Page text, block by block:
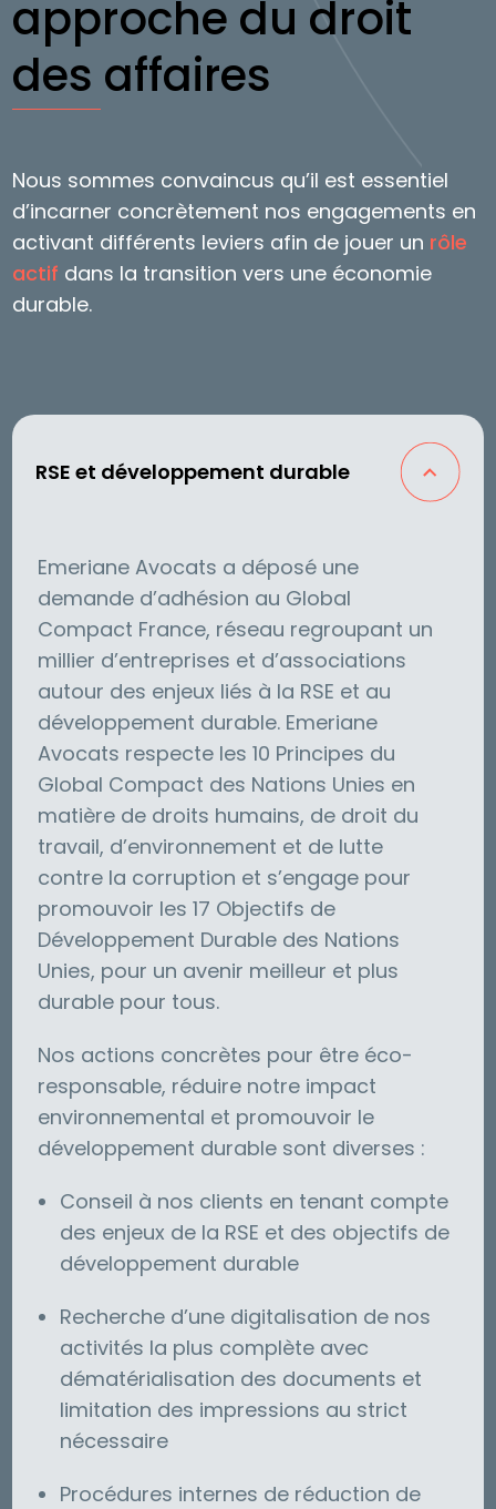
approche du droit
des affaires
Nous sommes convaincus qu’il est essentiel
d’incarner concrètement nos engagements en
activant différents leviers afin de jouer un rôle
actif dans la transition vers une économie
durable.
RSE et développement durable
Emeriane Avocats a déposé une
demande d’adhésion au Global
Compact France, réseau regroupant un
millier d’entreprises et d’associations
autour des enjeux liés à la RSE et au
développement durable. Emeriane
Avocats respecte les 10 Principes du
Global Compact des Nations Unies en
matière de droits humains, de droit du
travail, d’environnement et de lutte
contre la corruption et s’engage pour
promouvoir les 17 Objectifs de
Développement Durable des Nations
Unies, pour un avenir meilleur et plus
durable pour tous.
Nos actions concrètes pour être éco-
responsable, réduire notre impact
environnemental et promouvoir le
développement durable sont diverses :
Conseil à nos clients en tenant compte
des enjeux de la RSE et des objectifs de
développement durable
Recherche d’une digitalisation de nos
activités la plus complète avec
dématérialisation des documents et
limitation des impressions au strict
nécessaire
Procédures internes de réduction de